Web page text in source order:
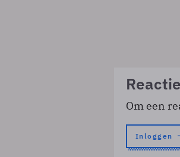
Om een
Inloggen